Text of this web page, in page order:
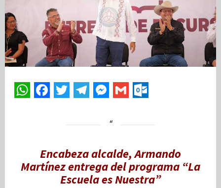
Encabeza alcalde, Armando
Martínez entrega del programa “La
Escuela es Nuestra”